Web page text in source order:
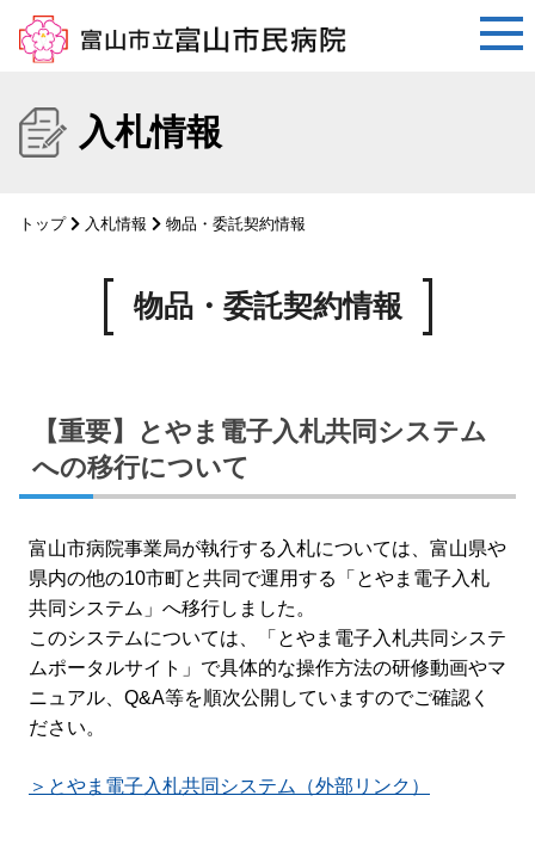
入札情報
トップ 入札情報 物品・委託契約情報
物品・委託契約情報
【重要】とやま電子入札共同システム
への移行について
富山市病院事業局が執行する入札については、富山県や
県内の他の10市町と共同で運用する「とやま電子入札
共同システム」へ移行しました。
このシステムについては、「とやま電子入札共同システ
ムポータルサイト」で具体的な操作方法の研修動画やマ
ニュアル、Q&A等を順次公開していますのでご確認く
ださい。
＞とやま電子入札共同システム（外部リンク）